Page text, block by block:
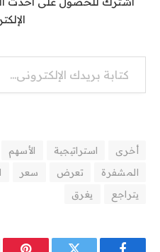
كتابة بريدك الإلكتروني...
أخرى استراتيجية الأسهم
المشفرة
تعرض سعر
يتراجع
يغرق